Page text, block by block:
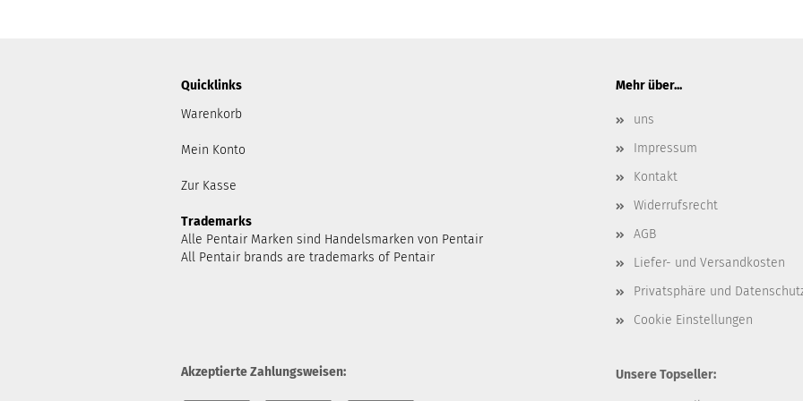
Quicklinks
Warenkorb
Mein Konto
Zur Kasse
Trademarks
Alle Pentair Marken sind Handelsmarken von Pentair
All Pentair brands are trademarks of Pentair
Mehr über...
uns
Impressum
Kontakt
Widerrufsrecht
AGB
Liefer- und Versandkosten
Privatsphäre und
Cookie Einstellungen
Akzeptierte Zahlungsweisen: Unsere Topseller: